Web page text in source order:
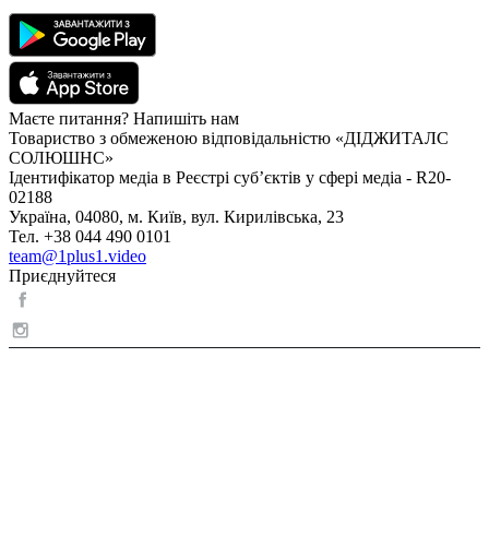
Маєте питання? Напишіть нам
Товариство з обмеженою відповідальністю «ДІДЖИТАЛС
СОЛЮШНС»
Ідентифікатор медіа в Реєстрі суб’єктів у сфері медіа - R20-
02188
Україна, 04080, м. Київ, вул. Кирилівська, 23
Тел. +38 044 490 0101
team@1plus1.video
Приєднуйтеся